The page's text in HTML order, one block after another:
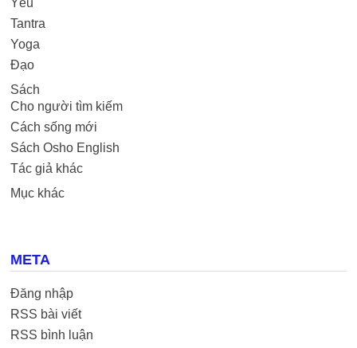
Tantra
Yoga
Đạo
Sách
Cho người tìm kiếm
Cách sống mới
Sách Osho English
Tác giả khác
Mục khác
META
Đăng nhập
RSS bài viết
RSS bình luận